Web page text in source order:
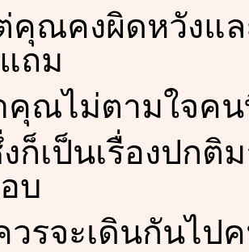
คุณคงผิดหวังแ
ถม
คุณไม่ตามใจค
ก็เป็นเรื่องปกติ
บ
วรจะเดินกันไป